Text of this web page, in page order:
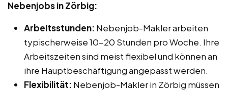
Nebenjobs in Zörbig:
Arbeitsstunden: Nebenjob-Makler arbeiten
typischerweise 10-20 Stunden pro Woche. Ihre
Arbeitszeiten sind meist flexibel und können an
ihre Hauptbeschäftigung angepasst werden.
Flexibilität: Nebenjob-Makler in Zörbig müssen